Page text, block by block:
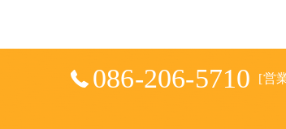
086-206-5710 [営